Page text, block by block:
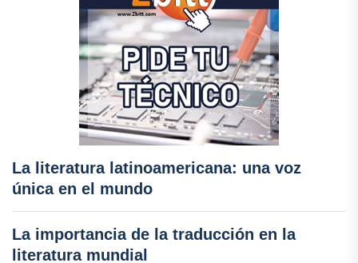
La literatura latinoamericana: una voz
única en el mundo
La importancia de la traducción en la
literatura mundial